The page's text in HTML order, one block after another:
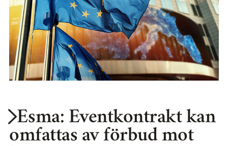
Esma: Eventkontrakt kan
omfattas av förbud mot